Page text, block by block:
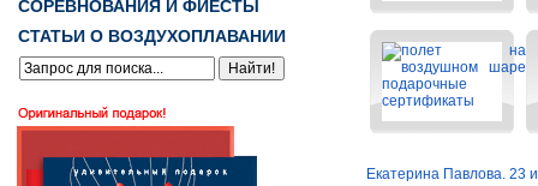
СОРЕВНОВАНИЯ И ФИЕСТЫ
СТАТЬИ О ВОЗДУХОПЛАВАНИИ
Екатерина Павлова. 23